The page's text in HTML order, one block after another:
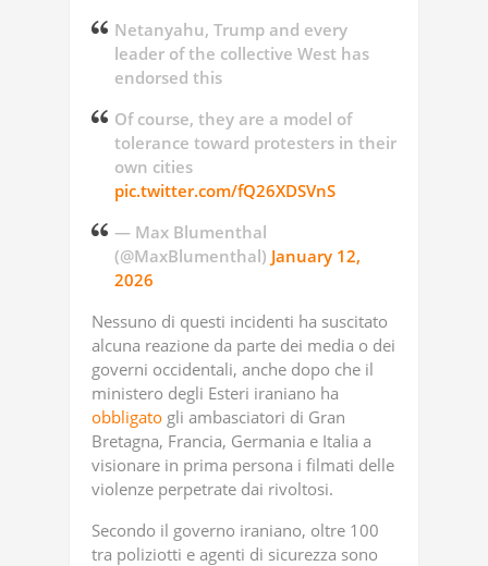
Netanyahu, Trump and every
leader of the collective West has
endorsed this
Of course, they are a model of
tolerance toward protesters in their
own cities
pic.twitter.com/fQ26XDSVnS
— Max Blumenthal
(@MaxBlumenthal) January 12,
2026
Nessuno di questi incidenti ha suscitato
alcuna reazione da parte dei media o dei
governi occidentali, anche dopo che il
ministero degli Esteri iraniano ha
obbligato gli ambasciatori di Gran
Bretagna, Francia, Germania e Italia a
visionare in prima persona i filmati delle
violenze perpetrate dai rivoltosi.
Secondo il governo iraniano, oltre 100
tra poliziotti e agenti di sicurezza sono